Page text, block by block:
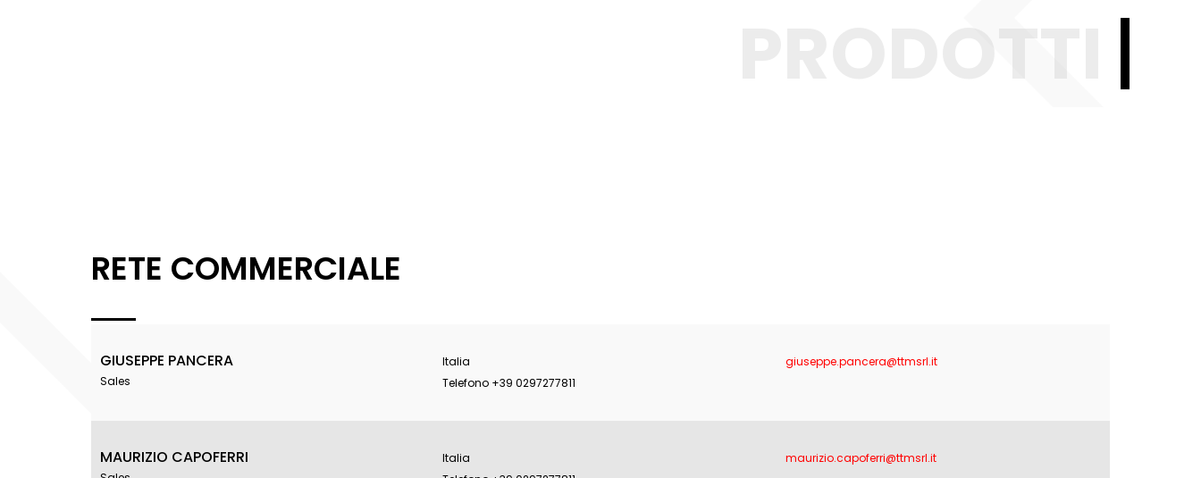
RETE COMMERCIALE
GIUSEPPE PANCERA
Sales
Italia
Telefono +39 0297277811
giuseppe.pancera@ttmsrl.it
MAURIZIO CAPOFERRI
Italia
maurizio.capoferri@ttmsrl.it